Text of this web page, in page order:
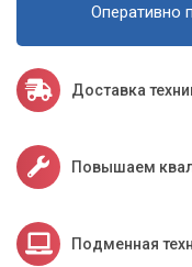
Оперативно
Доставка
Повышаем
Подменная